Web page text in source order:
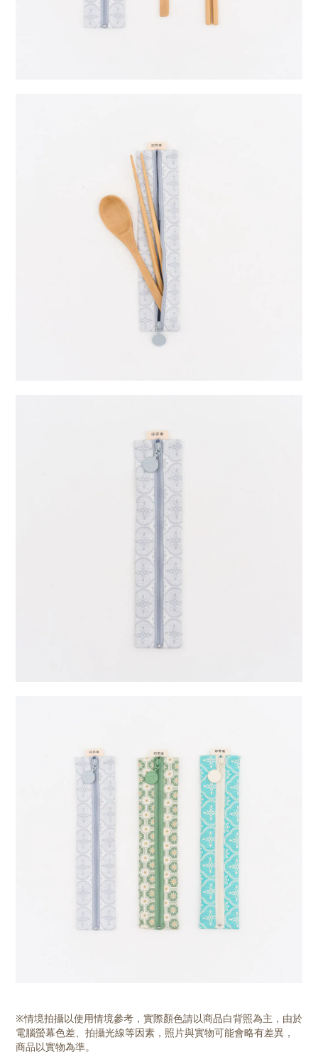
※情境拍攝以使用情境參考，實際顏色請以商品白背照為主，由於
電腦螢幕色差、拍攝光線等因素，照片與實物可能會略有差異，
商品以實物為準。